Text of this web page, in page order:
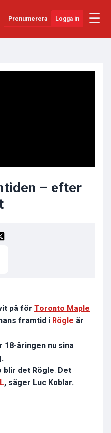
Prenumerera Logga in ☰
– efter
på för Toronto Maple
framtid i Rögle är
18-åringen nu sina
blir det Rögle. Det
, säger Luc Koblar.